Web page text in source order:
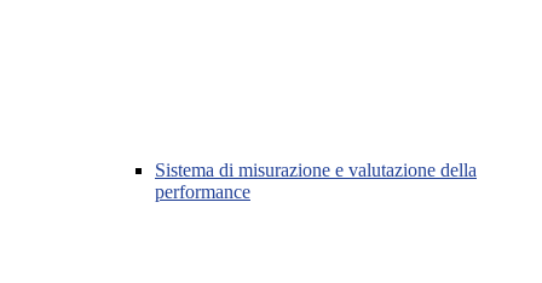
Sistema di misurazione e valutazione della
performance